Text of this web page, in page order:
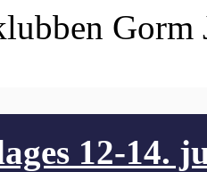
12-14.